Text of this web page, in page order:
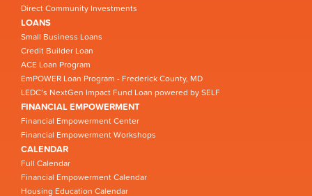
Direct Community Investments
LOANS
Small Business Loans
Credit Builder Loan
ACE Loan Program
EmPOWER Loan Program - Frederick County, MD
LEDC’s NextGen Impact Fund Loan powered by SELF
FINANCIAL EMPOWERMENT
Financial Empowerment Center
Financial Empowerment Workshops
CALENDAR
Full Calendar
Financial Empowerment Calendar
Housing Education Calendar